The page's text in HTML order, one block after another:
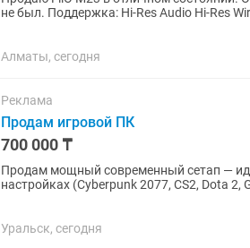
не был. Поддержка: Hi-Res Audio Hi-Res Wireless THX AAA MQA Bluetooth / Wi-Fi Desktop Mode
Алматы, сегодня
Реклама
Продам игровой ПК
700 000 ₸
Продам мощный современный сетап —
настройках (Cyberpunk 2077, CS2, Dota
Уральск, сегодня